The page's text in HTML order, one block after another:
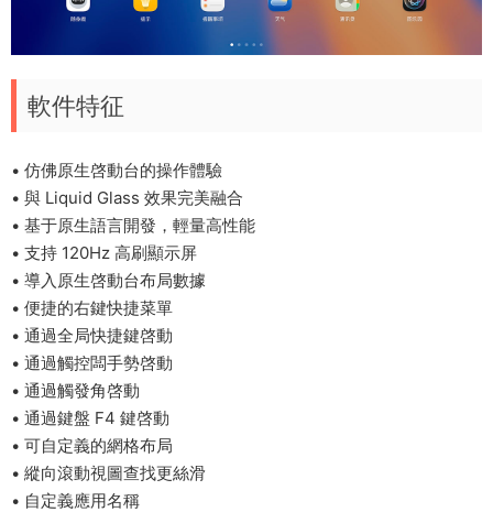
軟件特征
• 仿佛原生啓動台的操作體驗
• 與 Liquid Glass 效果完美融合
• 基于原生語言開發，輕量高性能
• 支持 120Hz 高刷顯示屏
• 導入原生啓動台布局數據
• 便捷的右鍵快捷菜單
• 通過全局快捷鍵啓動
• 通過觸控闆手勢啓動
• 通過觸發角啓動
• 通過鍵盤 F4 鍵啓動
• 可自定義的網格布局
• 縱向滾動視圖查找更絲滑
• 自定義應用名稱